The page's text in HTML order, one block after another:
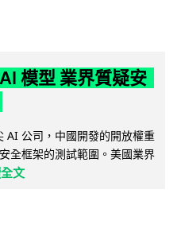
模型 業界質疑安
AI 公司，中國開發的開放權重
全框架的測試範圍。美國業界
文